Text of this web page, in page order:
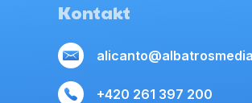
Kontakt
+420 261 397 200